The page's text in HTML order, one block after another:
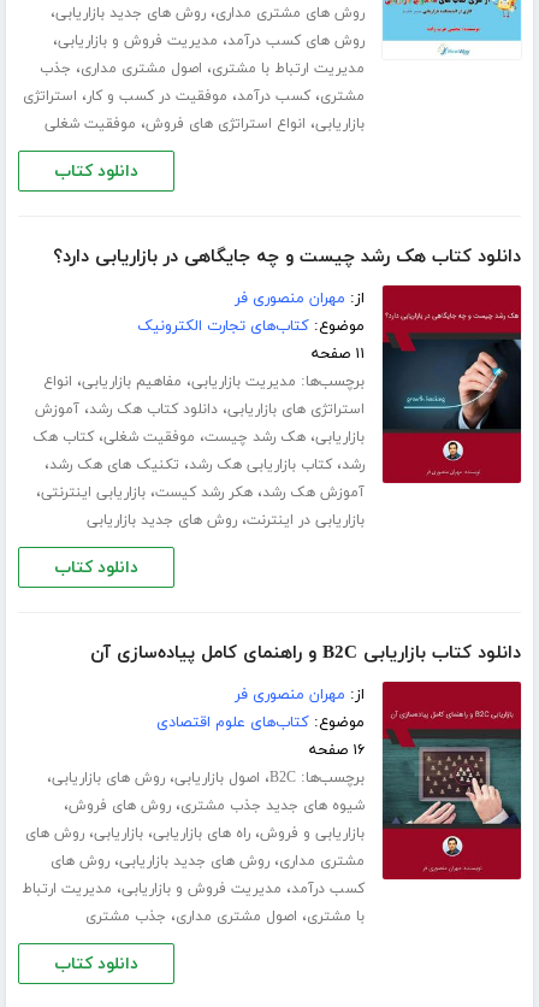
روش های مشتری مداری،روش های جدید بازاریابی،
روش های کسب درآمد، مدیریت فروش و بازاریابی،
مدیریت ارتباط با مشتری، اصول مشتری مداری، جذب
مشتری،کسب درآمد، موفقیت در کسب و کار، استراتژی
بازاریابی، انواع استراتژی های فروش، موفقیت شغلی
دانلود کتاب
دانلود کتاب هک رشد چیست و چه جایگاهی در بازاریابی دارد؟
از: مهران منصوری فر
موضوع:کتاب‌های تجارت الکترونیک
۱۱ صفحه
برچسب‌ها: مدیریت بازاریابی، مفاهیم بازاریابی، انواع
استراتژی های بازاریابی،دانلود کتاب هک رشد،آموزش
بازاریابی،هک رشد چیست، موفقیت شغلی،کتاب هک
رشد،کتاب بازاریابی هک رشد، تکنیک های هک رشد،
آموزش هک رشد،هکر رشد کیست،بازاریابی اینترنتی،
بازاریابی در اینترنت،روش های جدید بازاریابی
دانلود کتاب
دانلود کتاب بازاریابی B2C و راهنمای کامل پیاده‌سازی آن
از: مهران منصوری فر
موضوع:کتاب‌های علوم اقتصادی
۱۶ صفحه
برچسب‌ها:B2C، اصول بازاریابی،روش های بازاریابی،
شیوه های جدید جذب مشتری،روش های فروش،
بازاریابی و فروش،راه های بازاریابی،بازاریابی،روش های
مشتری مداری،روش های جدید بازاریابی،روش های
کسب درآمد، مدیریت فروش و بازاریابی، مدیریت ارتباط
با مشتری، اصول مشتری مداری، جذب مشتری
دانلود کتاب